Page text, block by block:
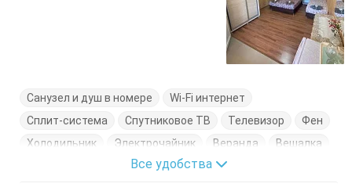
Санузел и душ в номере
Wi-Fi интернет
Сплит-система
Спутниковое ТВ Телевизор
Фен
Холодильник
Электрочайник Веранда
Вешалка
Журнальный столик
Кровать двуспальная
Все удобства